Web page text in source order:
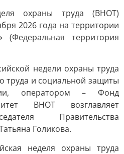
охраны труда (ВНОТ)
2026 года на территории
(Федеральная территория
недели охраны труда
труда и социальной защиты
оператором – Фонд
ВНОТ возглавляет
Правительства
Голикова.
неделя охраны труда